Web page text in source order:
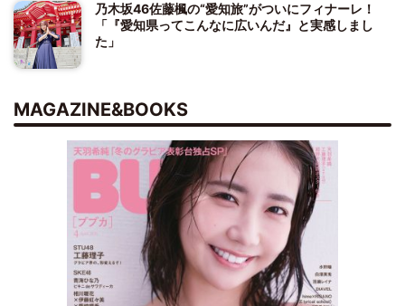
乃木坂46佐藤楓の“愛知旅”がついにフィナーレ！
「『愛知県ってこんなに広いんだ』と実感しまし
た」
MAGAZINE&BOOKS